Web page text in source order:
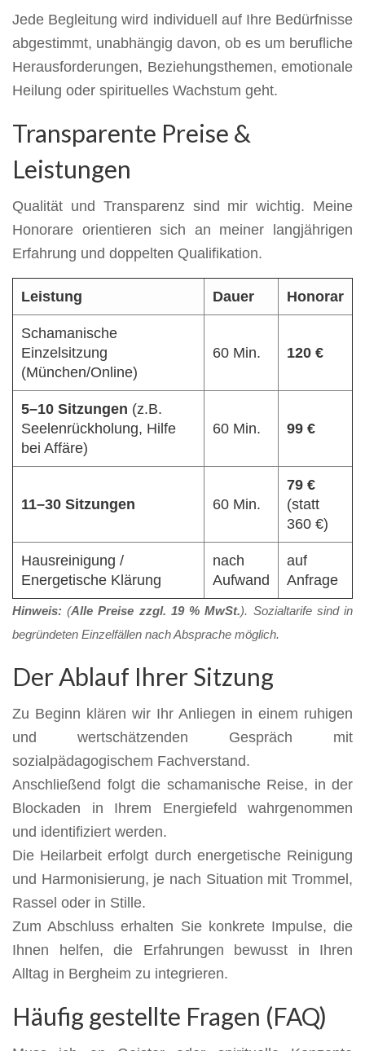
Jede Begleitung wird individuell auf Ihre Bedürfnisse
abgestimmt, unabhängig davon, ob es um berufliche
Herausforderungen, Beziehungsthemen, emotionale
Heilung oder spirituelles Wachstum geht.
Transparente Preise &
Leistungen
Qualität und Transparenz sind mir wichtig. Meine
Honorare orientieren sich an meiner langjährigen
Erfahrung und doppelten Qualifikation.
Leistung Dauer Honorar
Schamanische
Einzelsitzung
(München/Online)
60 Min. 120 €
5–10 Sitzungen (z.B.
Seelenrückholung, Hilfe
bei Affäre)
60 Min. 99 €
11–30 Sitzungen 60 Min.
79 €
(statt
360 €)
Hausreinigung /
Energetische Klärung
nach
Aufwand
auf
Anfrage
Hinweis: (Alle Preise zzgl. 19 % MwSt.). Sozialtarife sind in
begründeten Einzelfällen nach Absprache möglich.
Der Ablauf Ihrer Sitzung
Zu Beginn klären wir Ihr Anliegen in einem ruhigen
und wertschätzenden Gespräch mit
sozialpädagogischem Fachverstand.
Anschließend folgt die schamanische Reise, in der
Blockaden in Ihrem Energiefeld wahrgenommen
und identifiziert werden.
Die Heilarbeit erfolgt durch energetische Reinigung
und Harmonisierung, je nach Situation mit Trommel,
Rassel oder in Stille.
Zum Abschluss erhalten Sie konkrete Impulse, die
Ihnen helfen, die Erfahrungen bewusst in Ihren
Alltag in Bergheim zu integrieren.
Häufig gestellte Fragen (FAQ)